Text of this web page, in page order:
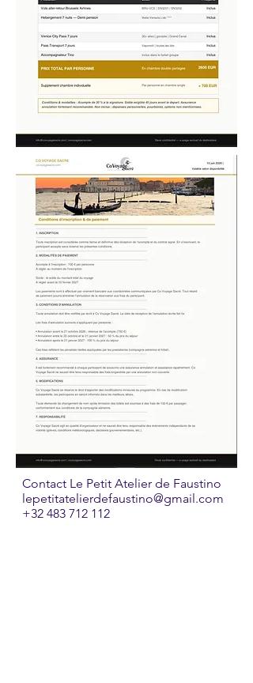
Contact Le Petit Atelier de Faustino
lepetitatelierdefaustino@gmail.com
+32 483 712 112